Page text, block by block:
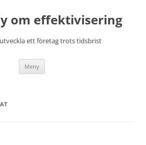
om effektivisering
ett företag trots tidsbrist
Meny